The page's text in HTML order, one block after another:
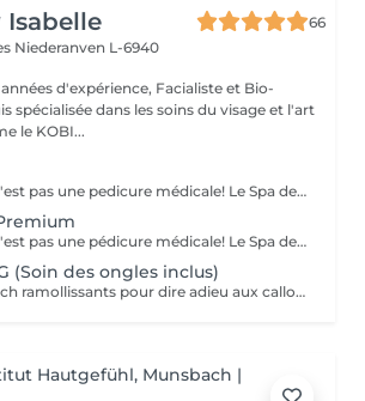
Isabelle
66
Niederanven L-6940
d'expérience, Facialiste et Bio-
spécialisée dans les soins du visage et l'art
le KOBI...
ATTENTION ceci n'est pas une pedicure médicale! Le Spa des pieds est un soin des pieds : - bain des pieds au sel, - coupe et limage des ongles, - pousse et coupe des cuticules, - rapage des talons à la spatule, - un gommage et l'application d'une crème nourrissante.
ATTENTION ceci n'est pas une pédicure médicale! Le Spa des pieds est un soin des pieds avec: - bain des pieds au sel, - coupe et limage des ongles, - pousse et coupe des cuticules, - rapage des talons à la spatule, - un gommage, - la pose d'un masque/chausson et un massage des pieds.
(Soin des ongles inclus)
Application de patch ramollissants pour dire adieu aux callosités + mini pédicure. Attention ceci n'est pas une pédicure médicale